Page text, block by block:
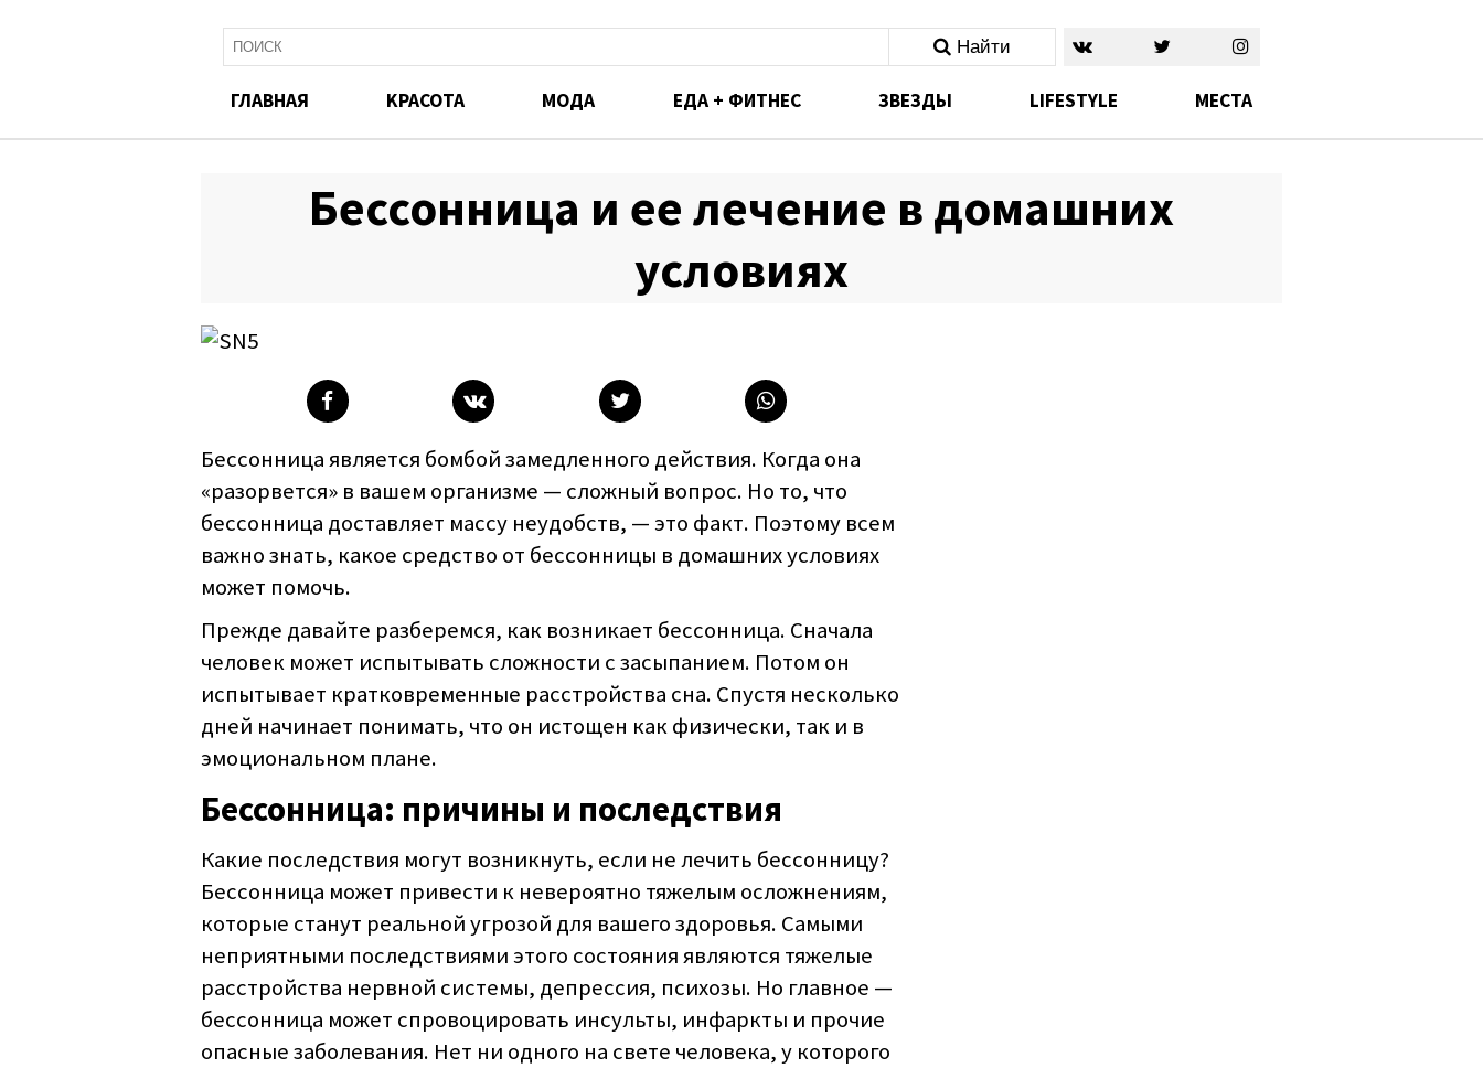
Найти
ГЛАВНАЯ KРАСОТА МОДА ЕДА + ФИТНЕС ЗВЕЗДЫ LIFESTYLE MЕСТА
Бессонница и ее лечение в домашних
условиях
Бессонница является бомбой замедленного действия. Когда она
«разорвется» в вашем организме — сложный вопрос. Но то, что
бессонница доставляет массу неудобств, — это факт. Поэтому всем
важно знать, какое средство от бессонницы в домашних условиях
может помочь.
Прежде давайте разберемся, как возникает бессонница. Сначала
человек может испытывать сложности с засыпанием. Потом он
испытывает кратковременные расстройства сна. Спустя несколько
дней начинает понимать, что он истощен как физически, так и в
эмоциональном плане.
Бессонница: причины и последствия
Какие последствия могут возникнуть, если не лечить бессонницу?
Бессонница может привести к невероятно тяжелым осложнениям,
которые станут реальной угрозой для вашего здоровья. Самыми
неприятными последствиями этого состояния являются тяжелые
расстройства нервной системы, депрессия, психозы. Но главное —
бессонница может спровоцировать инсульты, инфаркты и прочие
опасные заболевания. Нет ни одного на свете человека, у которого